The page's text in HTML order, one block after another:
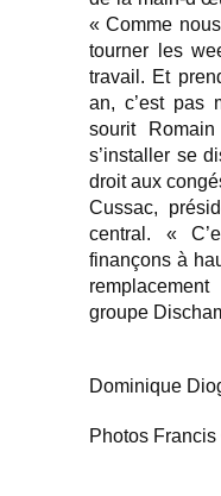
« Comme
tourner les
travail. Et
an, c’est pas
sourit
s’installer se
droit aux
Cussac,
central. «
finançons à
groupe
Dominique
Photos